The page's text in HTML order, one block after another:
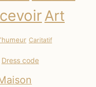
Art
Caritatif
Dress code